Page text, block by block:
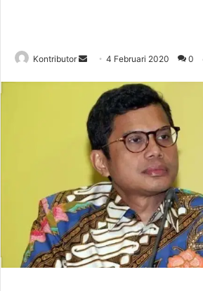
Kontributor
d
a
n
e
a
i
l
4 Februari 2020 0